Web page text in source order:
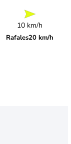
10 km/h
Rafales20 km/h